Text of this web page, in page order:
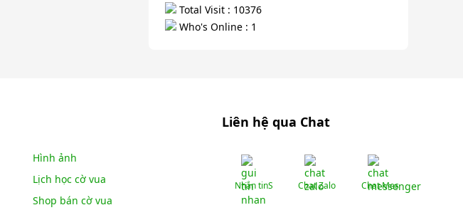
Total Visit : 10376
Who's Online : 1
Hình ảnh
Lịch học cờ vua
Shop bán cờ vua
Liên hệ qua Chat
Nhắn tinS Chat Zalo Chat Mes